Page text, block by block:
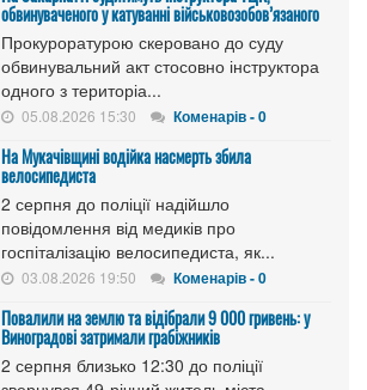
обвинуваченого у катуванні військовозобов’язаного
Прокуроратурою скеровано до суду
обвинувальний акт стосовно інструктора
одного з територіа...
05.08.2026 15:30 Коменарів - 0
На Мукачівщині водійка насмерть збила
велосипедиста
2 серпня до поліції надійшло
повідомлення від медиків про
госпіталізацію велосипедиста, як...
03.08.2026 19:50 Коменарів - 0
Повалили на землю та відібрали 9 000 гривень: у
Виноградові затримали грабіжників
2 серпня близько 12:30 до поліції